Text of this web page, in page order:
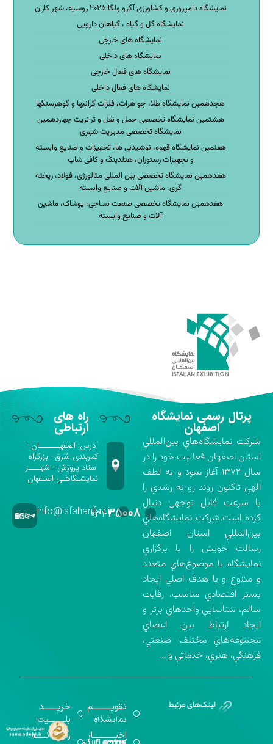
نمایشگاه دامپروری و کشاورزی آگرو ولگا ۲۰۲۵ روسیه، شهر کازان
نمایشگاه گل و گیاه ، گیاهان دارویی
نمایشگاه های خارجی
نمایشگاه های داخلی
نمایشگاه های فعال خارجی
نمایشگاه های فعال داخلی
هجدهمین نمایشگاه طلا، جواهرات، فلزات گرانبها و گوهرسنگها
هشتمین نمایشگاه تخصصی حمل و نقل و ترانزیت چهاردهمین
نمایشگاه تخصصی مدیریت شهری
هفتمین نمایشگاه قهوه، نوشیدنی ها، تجهیزات و صنایع وابسته
و تجهیزات رستوران، هتلدینگ و کافی شاپ
هفدهمین نمایشگاه تخصصی بین المللی متالورژی، فولاد، ریخته
گری، ماشین آلات و صنایع وابسته
هفدهمین نمایشگاه تخصصی صنعت نساجی، پوشاک، ماشین
آلات و صنایع وابسته
پرتال رسمی نمایشگاه
اصفهان
شركت نمايشگاه‌هاي بين‌المللي
استان اصفهان فعاليت خود را در
سال ۱۳۷۲ آغاز نمود و به لطف
الهي تاكنون روند رو به رشدي را
با سرعت قابل توجهي دنبال
كرده است.شركت نمايشگاه‌هاي
بين‌المللي استان اصفهان
رسالت خويش را با برگزاري
نمايشگاه با موضوع‌هاي متعدد
و متنوع و با هدف اصلي ايجاد
بستر اقتصادي مناسب، رقابت
سالم، شناسايي واحدهاي برتر و
ايجاد ارتباط بين اعضاي
مجموعه‌هاي مختلف صنعتي،
فرهنگي، هنري، خدماتي و …
راه های
ارتباطی
آدرس: اصفهـــــــان -
کمربندی شرق - بزرگراه
استاد پرورش - شهــــر
نمایشـگاهـی اصـفهان
۰۳۱-۳۵۰۰۸info@isfahanfair.ir
تقویــــــــــم
نمایشگاه
اخبــــــــــــار
خریـــــــد
بلـــــــــیت
رســـــانــــــه
گواهینامه‌های
اخذ شده